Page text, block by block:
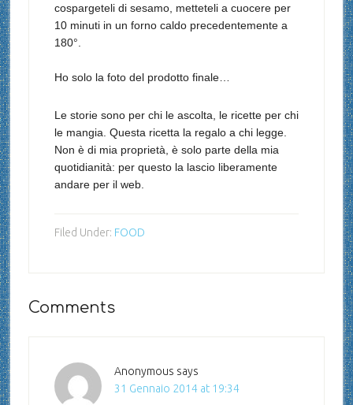
cospargeteli di sesamo, metteteli a cuocere per
10 minuti in un forno caldo precedentemente a
180°.
Ho solo la foto del prodotto finale…
Le storiesono per chi le ascolta, le ricette per chi
le mangia. Questa ricetta la regalo a chi legge.
Non è di mia proprietà, è solo parte della mia
quotidianità: per questo la lascio liberamente
andare per il web.
Filed Under: FOOD
Comments
Anonymous says
31 Gennaio 2014 at 19:34